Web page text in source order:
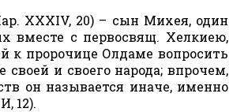
XXXIV, 20) – сын Михея, один
вместе с первосвящ. Хелкиею,
к пророчице Олдаме вопросить
своей и своего народа; впрочем,
он называется иначе, именно
12).